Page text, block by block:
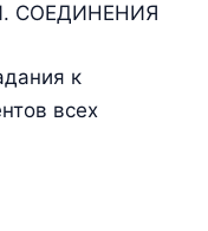
СОЕДИНЕНИЯ
к
всех